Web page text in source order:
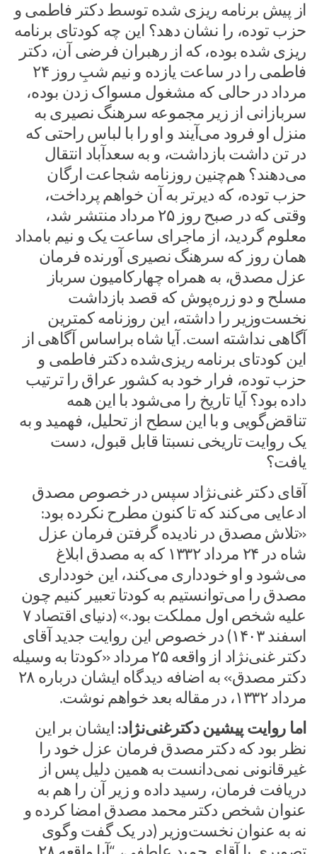
از پیش برنامه ریزی شده توسط دکتر فاطمی و
حزب توده، را نشان دهد؟ این چه کودتای برنامه
ریزی شده بوده، که از رهبران فرضی آن، دکتر
فاطمی را در ساعت یازده و نیم شبِ روز ۲۴
مرداد در حالی که مشغول مسواک زدن بوده،
سربازانی از زیر مجموعه سرهنگ نصیری به
منزل او فرود می‌آیند و او را با لباس راحتی که
در تن داشت بازداشت، و به سعدآباد انتقال
می‌دهند؟ هم‌چنین روزنامه شجاعت ارگان
حزب توده، که دیرتر به آن خواهم پرداخت،
وقتی که در صبح روز ۲۵ مرداد منتشر شد،
معلوم گردید، از ماجرای ساعت یک و نیم بامداد
همان روز که سرهنگ نصیری آورنده فرمان
عزل مصدق، به همراه چهارکامیون سرباز
مسلح و دو زره‌پوش که قصد بازداشت
نخست‌وزیر را داشته، این روزنامه کمترین
آگاهی نداشته است. آیا شاه براساس آگاهی از
این کودتای برنامه ریزی‌شده دکتر فاطمی و
حزب توده، فرار خود به کشور عراق را ترتیب
داده بود؟ آیا تاریخ را می‌شود با این همه
تناقض‌گویی و با این سطح از تحلیل، فهمید و به
یک روایت تاریخی نسبتا قابل قبول، دست
یافت؟
آقای دکتر غنی‌نژاد سپس در خصوص مصدق
ادعایی می‌کند که تا کنون مطرح نکرده بود:
«تلاش مصدق در نادیده گرفتن فرمان عزل
شاه در ۲۴ مرداد ۱۳۳۲ که به مصدق ابلاغ
می‌شود و او خودداری می‌کند، این خودداری
مصدق را می‌توانستیم به کودتا تعبیر کنیم چون
علیه شخص اول مملکت بود.» (دنیای اقتصاد ۷
اسفند ۱۴۰۳) در خصوص این روایت جدید آقای
دکتر غنی‌نژاد از واقعه ۲۵ مرداد «کودتا به وسیله
دکتر مصدق» به اضافه دیدگاه ایشان درباره ۲۸
مرداد ۱۳۳۲، در مقاله بعد خواهم نوشت.
اما روایت پیشین دکترغنی‌نژاد: ایشان بر این
نظر بود که دکتر مصدق فرمان عزل خود را
غیرقانونی نمی‌دانست به همین دلیل پس از
دریافت فرمان، رسید داده و زیر آن را هم به
عنوان شخص دکتر محمد مصدق امضا کرده و
نه به عنوان نخست‌وزیر (در یک گفت وگوی